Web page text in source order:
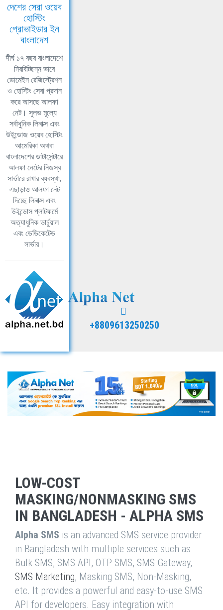
দেশের সেরা ওয়েব
হোস্টিং
প্রোভাইডার ইন
বাংলাদেশ
দীর্ঘ ১৭ বছর বাংলাদেশে
নিরবিচ্ছিন্ন ভাবে
ডোমেইন রেজিস্ট্রেশন
ও হোস্টিং সেবা প্রদান
করে আসছে আলফা
নেট। সুলভ মূল্যে
সর্বাধুনিক লিনাক্স এবং
উইন্ডোজ ওয়েব হোস্টিং
আমেরিকা অথবা
বাংলাদেশের ডাটাসেন্টারে
আলফা নেটের নিজস্ব
সার্ভারে রাখার ব্যবস্থা,
এছাড়াও আলফা নেট
দিচ্ছে লিনাক্স এবং
উইন্ডোস প্লাটফর্মে
অত্যাধুনিক ভার্চুয়াল
এবং ডেডিকেটেড
সার্ভার।
+8809613250250
LOW-COST
MASKING/NONMASKING SMS
IN BANGLADESH - ALPHA SMS
Alpha SMS is an advanced SMS service provider
in Bangladesh with multiple services such as
Bulk SMS, SMS API, OTP SMS, SMS Gateway,
SMS Marketing, Masking SMS, Non-Masking,
etc. It provides a powerful and easy-to-use SMS
API for developers. Easy integration with